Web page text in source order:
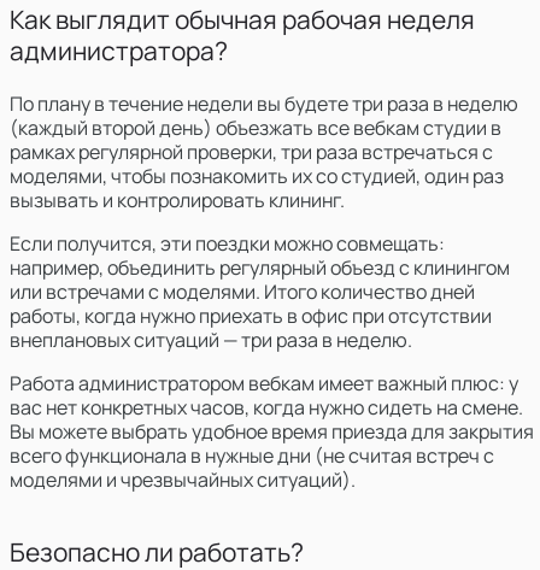
Как выглядит обычная рабочая неделя
администратора?
По плану в течение недели вы будете три раза в неделю
(каждый второй день) объезжать все вебкам студии в
рамках регулярной проверки, три раза встречаться с
моделями, чтобы познакомить их со студией, один раз
вызывать и контролировать клининг.
Если получится, эти поездки можно совмещать:
например, объединить регулярный объезд с клинингом
или встречами с моделями. Итого количество дней
работы, когда нужно приехать в офис при отсутствии
внеплановых ситуаций — три раза в неделю.
Работа администратором вебкам имеет важный плюс:у
вас нет конкретных часов, когда нужно сидеть на смене.
Вы можете выбрать удобное время приезда для закрытия
всего функционала в нужные дни (не считая встреч с
моделями и чрезвычайных ситуаций).
Безопасно ли работать?